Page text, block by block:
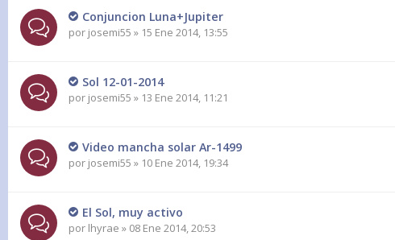
Conjuncion Luna+Jupiter
por josemi55 » 15 Ene 2014, 13:55
Sol 12-01-2014
por josemi55 » 13 Ene 2014, 11:21
Video mancha solar Ar-1499
por josemi55 » 10 Ene 2014, 19:34
El Sol, muy activo
por lhyrae » 08 Ene 2014, 20:53